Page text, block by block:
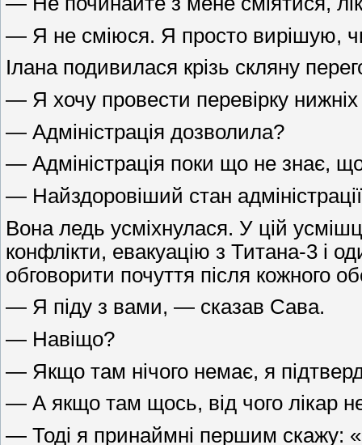
— Я не сміюся. Я просто вирішую,
Ілана подивилася крізь скляну
— Я хочу провести перевірку нижніх
— Адміністрація дозволила?
— Адміністрація поки що не знає,
— Найздоровіший стан
Вона ледь усміхнулася. У цій
конфлікти, евакуацію з Титана-3 і
обговорити почуття після кожного
— Я піду з вами, — сказав Сава.
— Навіщо?
— Якщо там нічого немає, я
— А якщо там щось, від чого лікар
— Тоді я принаймні першим скажу: